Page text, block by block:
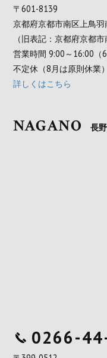
〒601-8139
京都府京都市南区上鳥
（旧表記：京都府京都
営業時間 9:00～16:00（
不定休（8月は原則休業）
詳しくはこちら
NAGANO 長
0266-